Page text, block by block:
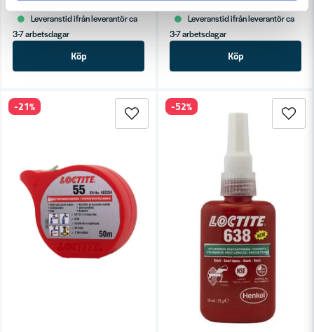
Leveranstid ifrån leverantör ca
3-7 arbetsdagar
Köp
Leveranstid ifrån leverantör ca
3-7 arbetsdagar
Köp
-21% -52%